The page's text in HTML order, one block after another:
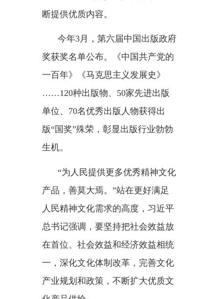
适用性”“实施文化惠民工程，积极
发展新型文化业态，把更多优质文
化产品和服务送到群众身边”……
习近平总书记的重要指示，为保障
《全民阅读促进条例》提出，
有计划地设置覆盖城乡、实用便
阅读设施配置，整合文化服务资
源，为不同人群创造更好阅读条
件，越来越多人把读书作为一种生
绵绵用力，久久为功；书香氤
氲，积厚流光。
在习近平文化思想引领下，不
断将全民阅读工作引向深入，让全
社会都参与到阅读中来，必将为强